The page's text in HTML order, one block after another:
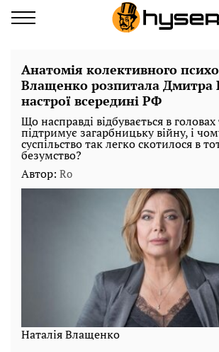
Анатомія колективного
Влащенко розпитала Дмитра
настрої всередині РФ
Що насправді відбувається в
підтримує загарбницьку війну, і
суспільство так легко скотилося в
безумство?
Автор: Ro
Наталія Влащенко